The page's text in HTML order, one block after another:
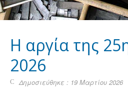
H αργία της
2026
Δημοσιεύθηκε : 19 Μαρτίου 2026